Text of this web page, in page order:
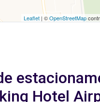
Leaflet | ©OpenStreetMap
Hotel